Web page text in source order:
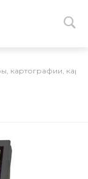
картографии,